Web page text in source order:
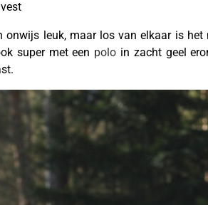
onwijs leuk, maar los van elkaar is
super met een polo in zacht geel